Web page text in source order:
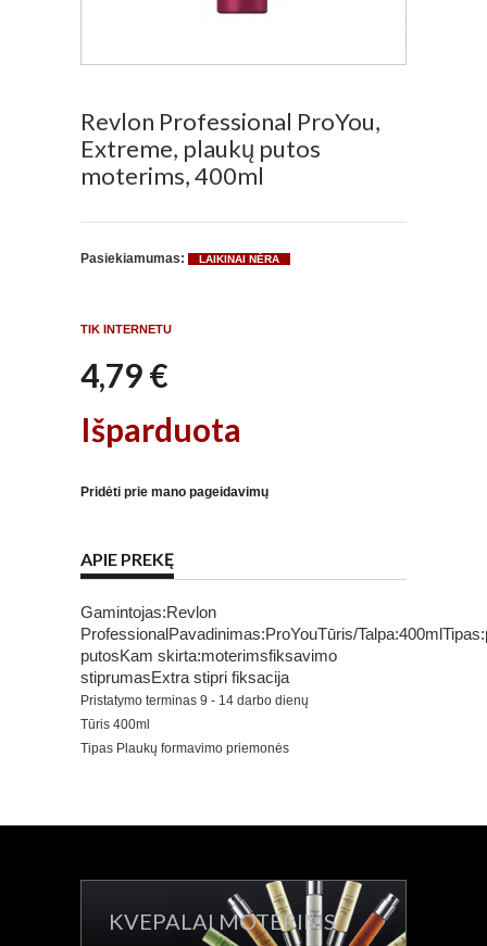
Revlon Professional ProYou,
Extreme, plaukų putos
moterims, 400ml
Pasiekiamumas: LAIKINAI NĖRA
TIK INTERNETU
4,79 €
Išparduota
Pridėti prie mano pageidavimų
APIE PREKĘ
Gamintojas:Revlon
ProfessionalPavadinimas:ProYouTūris/
putosKam skirta:moterimsfiksavimo
stiprumasExtra stipri fiksacija
Pristatymo terminas 9 - 14 darbo dienų
Tūris 400ml
Tipas Plaukų formavimo priemonės
KVEPALAI MOTERIMS